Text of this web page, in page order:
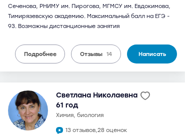
Сеченова, РНИМУ им. Пирогова, МГМСУ им. Евдокимова,
Тимирязевскую академию. Максимальный балл на ЕГЭ -
93. Возможны дистанционные занятия
Подробнее Отзывы 14 Написать
Светлана Николаевна
61 год
химия, биология
13 отзывов,28 оценок